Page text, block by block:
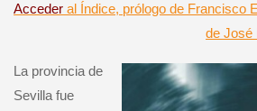
Acceder al Índice, prólogo de Francisco
de José
La provincia de
Sevilla fue